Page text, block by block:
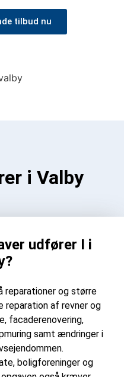
tilbud nu
i Valby
udfører I i
reparationer og større
reparation af revner og
facaderenovering,
samt ændringer i
boligforeninger og